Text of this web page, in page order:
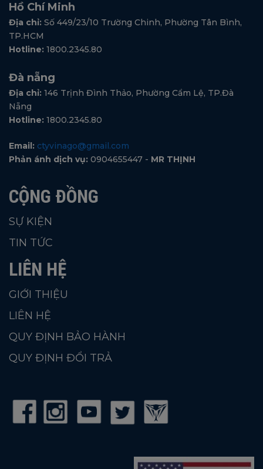
Hồ Chí Minh
Địa chỉ: Số 449/23/10 Trường Chinh, Phường Tân Bình,
TP.HCM
Hotline: 1800.2345.80
Đà nẵng
Địa chỉ: 146 Trịnh Đình Thảo, Phường Cẩm Lệ, TP.Đà
Nẵng
Hotline: 1800.2345.80
Email: ctyvinago@gmail.com
Phản ánh dịch vụ: 0904655447 - MR THỊNH
CỘNG ĐỒNG
SỰ KIỆN
TIN TỨC
LIÊN HỆ
GIỚI THIỆU
LIÊN HỆ
QUY ĐỊNH BẢO HÀNH
QUY ĐỊNH ĐỔI TRẢ